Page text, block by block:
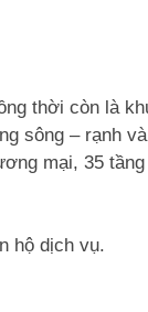
thời còn là
sông – rạnh
mại, 35
hộ dịch vụ.